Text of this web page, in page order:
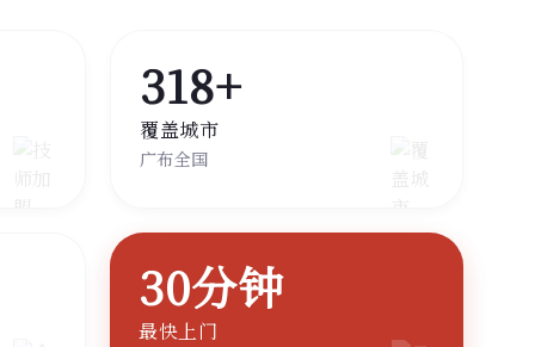
318+
覆盖城市
广布全国
30分钟
最快上门